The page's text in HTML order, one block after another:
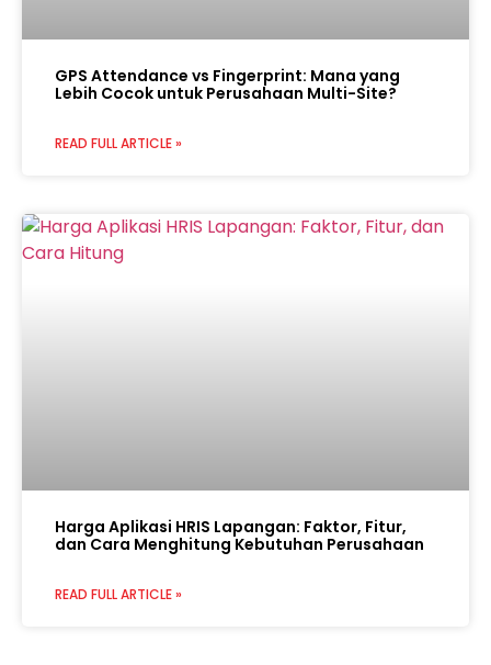
GPS Attendance vs Fingerprint: Mana yang
Lebih Cocok untuk Perusahaan Multi-Site?
READ FULL ARTICLE »
Harga Aplikasi HRIS Lapangan: Faktor, Fitur,
dan Cara Menghitung Kebutuhan Perusahaan
READ FULL ARTICLE »